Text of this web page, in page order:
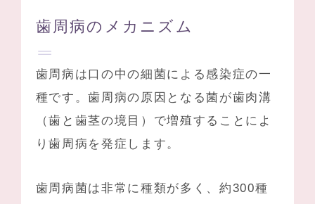
歯周病のメカニズム
歯周病は口の中の細菌による感染症の一
種です。歯周病の原因となる菌が歯肉溝
（歯と歯茎の境目）で増殖することによ
り歯周病を発症します。
歯周病菌は非常に種類が多く、約300種